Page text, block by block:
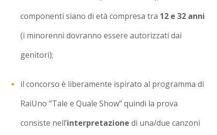
componenti siano di età compresa tra 12 e 32 anni
(i minorenni dovranno essere autorizzati dai
genitori);
il concorso è liberamente ispirato al programma di
RaiUno “Tale e Quale Show” quindi la prova
consiste nell’interpretazione di una/due canzoni